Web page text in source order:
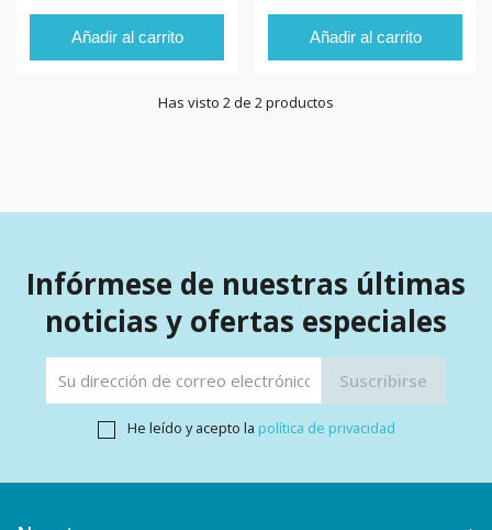
Añadir al carrito Añadir al carrito
Has visto 2 de 2 productos
Infórmese de nuestras últimas
noticias y ofertas especiales
He leído y acepto la política de privacidad